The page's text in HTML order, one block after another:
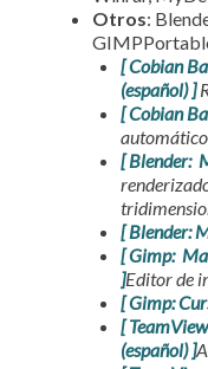
Otros:
[ Cobian
(español) ]
[ Cobian
[ Blender:
[ Blender:
[ Gimp:
]Editor de
[ Gimp:
[
(español) ]